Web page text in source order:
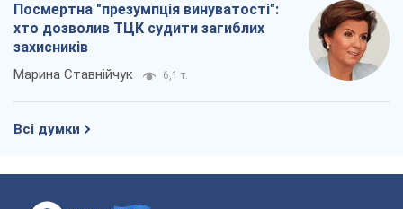
Посмертна "презумпція винуватості":
хто дозволив ТЦК судити загиблих
захисників
Марина Ставнійчук 6,1 т.
Всі думки